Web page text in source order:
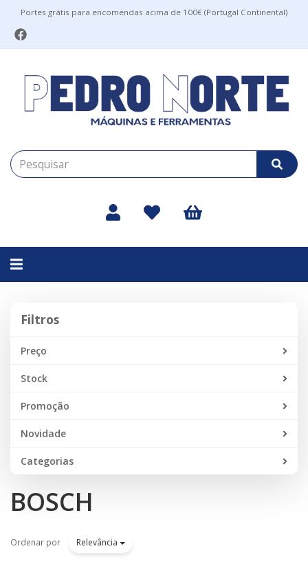
Portes grátis para encomendas acima de 100€ (Portugal Continental)
Alternar
Filtros
Preço
Stock
Promoção
Novidade
Categorias
BOSCH
Ordenar por Relevância